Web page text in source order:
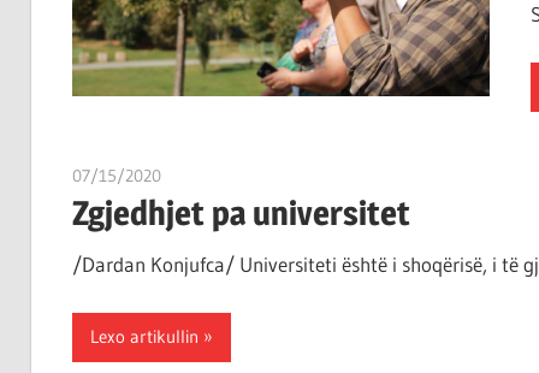
07/15/2020T 11
Zgjedhjet pa universitet
/Dardan Konjufca/ Universiteti është i shoqërisë, i të
Lexo artikullin